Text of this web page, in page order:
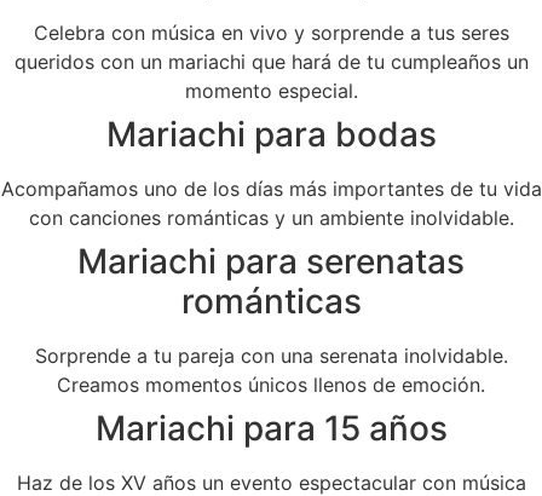
Celebra con música en vivo y sorprende a tus seres
queridos con un mariachi que hará de tu cumpleaños un
momento especial.
Mariachi para bodas
Acompañamos uno de los días más importantes de tu vida
con canciones románticas y un ambiente inolvidable.
Mariachi para serenatas
románticas
Sorprende a tu pareja con una serenata inolvidable.
Creamos momentos únicos llenos de emoción.
Mariachi para 15 años
Haz de los XV años un evento espectacular con música